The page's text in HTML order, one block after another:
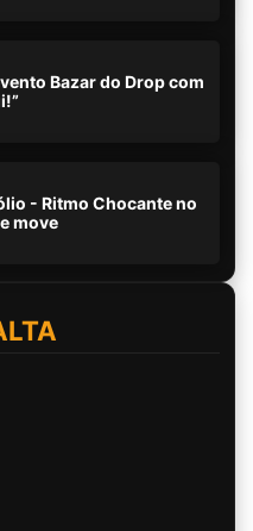
Bazar do Drop com
- Ritmo Chocante no
move